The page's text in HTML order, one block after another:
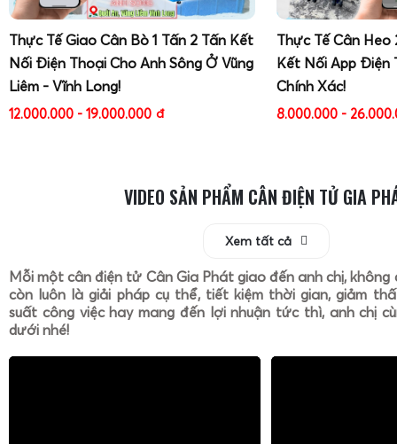
Thực Tế Giao Cân Bò 1 Tấn 2 Tấn Kết
Nối Điện Thoại Cho Anh Sông Ở Vũng
Liêm - Vĩnh Long!
12.000.000 - 19.000.000 đ
Thực Tế Cân
Kết Nối App Điện
Chính Xác!
8.000.000 -
VIDEO SẢN PHẨM CÂN ĐIỆN TỬ GIA
Xem tất cả
Mỗi một cân điện tử Cân Gia Phát giao đến anh chị, không
còn luôn là giải pháp cụ thể, tiết kiệm thời gian, giảm
suất công việc hay mang đến lợi nhuận tức thì, anh chị
dưới nhé!